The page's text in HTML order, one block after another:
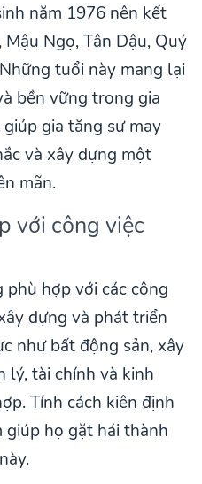
năm 1976 nên kết
Ngọ, Tân Dậu, Quý
tuổi này mang lại
bền vững trong gia
gia tăng sự may
và xây dựng một
mãn.
với công việc
hợp với các công
dựng và phát triển
như bất động sản, xây
lý, tài chính và kinh
Tính cách kiên định
họ gặt hái thành